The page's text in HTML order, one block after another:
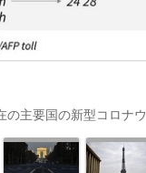
の主要国の新型コロナ